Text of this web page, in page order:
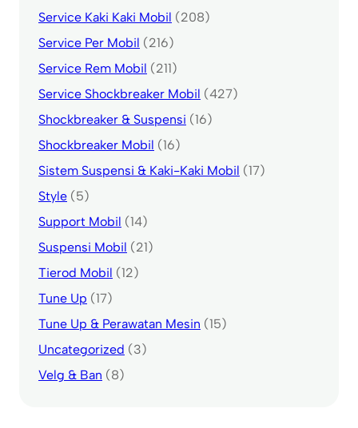
Service Kaki Kaki Mobil (208)
Service Per Mobil (216)
Service Rem Mobil (211)
Service Shockbreaker Mobil (427)
Shockbreaker & Suspensi (16)
Shockbreaker Mobil (16)
Sistem Suspensi & Kaki-Kaki Mobil (17)
Style (5)
Support Mobil (14)
Suspensi Mobil (21)
Tierod Mobil (12)
Tune Up (17)
Tune Up & Perawatan Mesin (15)
Uncategorized (3)
Velg & Ban (8)